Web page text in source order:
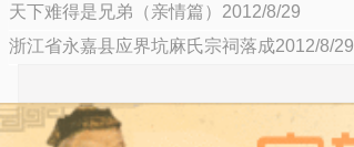
天下难得是兄弟（亲情篇）2012/8/29
浙江省永嘉县应界坑麻氏宗祠落成2012/8/29